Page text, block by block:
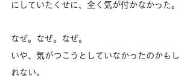
にしていたくせに、全く気が付かなかった。
なぜ。なぜ。なぜ。
いや、気がつこうとしていなかったのかもし
れない。